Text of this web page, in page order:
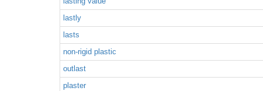
lastly
lasts
non-rigid plastic
outlast
plaster